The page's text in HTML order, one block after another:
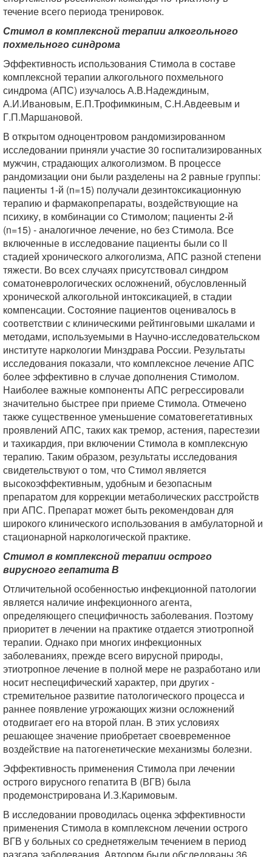
течение всего периода тренировок.
Стимол в комплексной терапии алкогольного
похмельного синдрома
Эффективность использования Стимола в составе
комплексной терапии алкогольного похмельного
синдрома (АПС) изучалось А.В.Надеждиным,
А.И.Ивановым, Е.П.Трофимкиным, С.Н.Авдеевым и
Г.П.Маршановой.
В открытом одноцентровом рандомизированном
исследовании приняли участие 30 госпитализированных
мужчин, страдающих алкоголизмом. В процессе
рандомизации они были разделены на 2 равные группы:
пациенты 1-й (n=15) получали дезинтоксикационную
терапию и фармакопрепараты, воздействующие на
психику, в комбинации со Стимолом; пациенты 2-й
(n=15) - аналогичное лечение, но без Стимола. Все
включенные в исследование пациенты были со II
стадией хронического алкоголизма, АПС разной степени
тяжести. Во всех случаях присутствовал синдром
соматоневрологических осложнений, обусловленный
хронической алкогольной интоксикацией, в стадии
компенсации. Состояние пациентов оценивалось в
соответствии с клиническими рейтинговыми шкалами и
методами, используемыми в Научно-исследовательском
институте наркологии Минздрава России. Результаты
исследования показали, что комплексное лечение АПС
более эффективно в случае дополнения Стимолом.
Наиболее важные компоненты АПС регрессировали
значительно быстрее при приеме Стимола. Отмечено
также существенное уменьшение соматовегетативных
проявлений АПС, таких как тремор, астения, парестезии
и тахикардия, при включении Стимола в комплексную
терапию. Таким образом, результаты исследования
свидетельствуют о том, что Стимол является
высокоэффективным, удобным и безопасным
препаратом для коррекции метаболических расстройств
при АПС. Препарат может быть рекомендован для
широкого клинического использования в амбулаторной и
стационарной наркологической практике.
Стимол в комплексной терапии острого
вирусного гепатита В
Отличительной особенностью инфекционной патологии
является наличие инфекционного агента,
определяющего специфичность заболевания. Поэтому
приоритет в лечении на практике отдается этиотропной
терапии. Однако при многих инфекционных
заболеваниях, прежде всего вирусной природы,
этиотропное лечение в полной мере не разработано или
носит неспецифический характер, при других -
стремительное развитие патологического процесса и
раннее появление угрожающих жизни осложнений
отодвигает его на второй план. В этих условиях
решающее значение приобретает своевременное
воздействие на патогенетические механизмы болезни.
Эффективность применения Стимола при лечении
острого вирусного гепатита В (ВГВ) была
продемонстрирована И.З.Каримовым.
В исследовании проводилась оценка эффективности
применения Стимола в комплексном лечении острого
ВГВ у больных со среднетяжелым течением в период
разгара заболевания. Автором были обследованы 36